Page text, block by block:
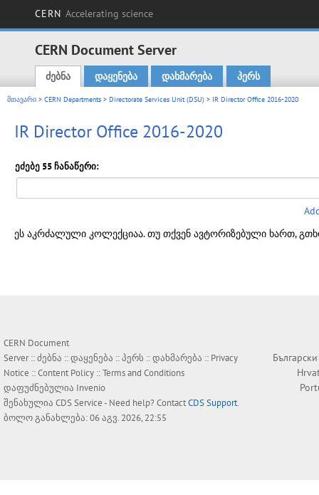
CERN Accelerating science
CERN Document Server
Main menu
ძებნა დაყენება დახმარება პერს
მთავარი > CERN Departments > Directorate Services Unit (DSU) > IR Director Office 2016-2020
IR Director Office 2016-2020
ეძებე 55 ჩანაწერი:
ეს აკრძალული კოლექციაა. თუ თქვენ ავტორიზებული ხართ,
CERN Document
Server ::ძებნა ::დაყენება ::პერს ::დახმარება :: Privacy
Notice ::Content Policy ::Terms and Conditions
დაფუძნებულია Invenio
შენახულია CDS Service- Need help? ContactCDS Support.
ბოლო განახლება: 06 აგვ. 2026, 22:55
Български